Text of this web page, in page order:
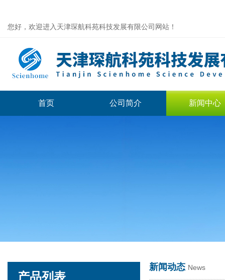
您好，欢迎进入天津琛航科苑科技发展有限公司网站！
首页 公司简介 新闻中心
产品列表
新闻动态 News